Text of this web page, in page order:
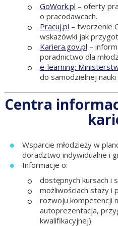
GoWork.pl – oferty
o pracodawcach.
Pracuj.pl – tworzenie
wskazówki jak
Kariera.gov.pl –
poradnictwo dla
e-learning:
do samodzielnej
Centra
Wsparcie młodzieży w
doradztwo indywidualne i
Informacje o:
dostępnych kursach i
możliwościach staży i
rozwoju kompetencji
autoprezentacja,
kwalifikacyjnej).